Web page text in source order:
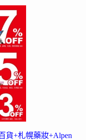
貨+札幌藥妝+Alpen